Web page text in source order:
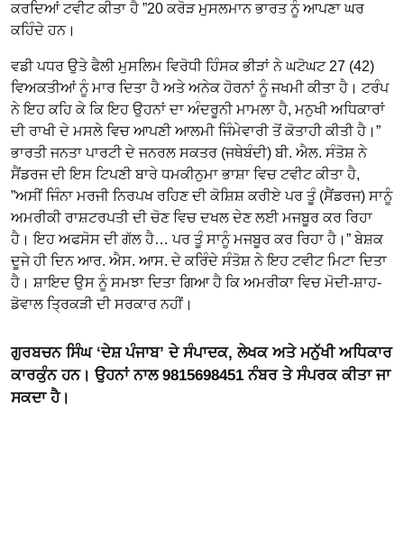
ਕਰਦਿਆਂ ਟਵੀਟ ਕੀਤਾ ਹੈ ”20 ਕਰੋੜ ਮੁਸਲਮਾਨ ਭਾਰਤ ਨੂੰ ਆਪਣਾ ਘਰ
ਕਹਿੰਦੇ ਹਨ।
ਵਡੀ ਪਧਰ ਉਤੇ ਫੈਲੀ ਮੁਸਲਿਮ ਵਿਰੋਧੀ ਹਿੰਸਕ ਭੀੜਾਂ ਨੇ ਘਟੋਘਟ 27 (42)
ਵਿਅਕਤੀਆਂ ਨੂੰ ਮਾਰ ਦਿਤਾ ਹੈ ਅਤੇ ਅਨੇਕ ਹੋਰਨਾਂ ਨੂੰ ਜਖਮੀ ਕੀਤਾ ਹੈ। ਟਰੰਪ
ਨੇ ਇਹ ਕਹਿ ਕੇ ਕਿ ਇਹ ਉਹਨਾਂ ਦਾ ਅੰਦਰੂਨੀ ਮਾਮਲਾ ਹੈ, ਮਨੁਖੀ ਅਧਿਕਾਰਾਂ
ਦੀ ਰਾਖੀ ਦੇ ਮਸਲੇ ਵਿਚ ਆਪਣੀ ਆਲਮੀ ਜਿੰਮੇਵਾਰੀ ਤੋਂ ਕੋਤਾਹੀ ਕੀਤੀ ਹੈ।”
ਭਾਰਤੀ ਜਨਤਾ ਪਾਰਟੀ ਦੇ ਜਨਰਲ ਸਕਤਰ (ਜਥੇਬੰਦੀ) ਬੀ. ਐਲ. ਸੰਤੋਸ਼ ਨੇ
ਸੈਂਡਰਜ ਦੀ ਇਸ ਟਿਪਣੀ ਬਾਰੇ ਧਮਕੀਨੁਮਾ ਭਾਸ਼ਾ ਵਿਚ ਟਵੀਟ ਕੀਤਾ ਹੈ,
”ਅਸੀਂ ਜਿੰਨਾ ਮਰਜੀ ਨਿਰਪਖ ਰਹਿਣ ਦੀ ਕੋਸ਼ਿਸ਼ ਕਰੀਏ ਪਰ ਤੂੰ (ਸੈਂਡਰਜ) ਸਾਨੂੰ
ਅਮਰੀਕੀ ਰਾਸ਼ਟਰਪਤੀ ਦੀ ਚੋਣ ਵਿਚ ਦਖਲ ਦੇਣ ਲਈ ਮਜਬੂਰ ਕਰ ਰਿਹਾ
ਹੈ। ਇਹ ਅਫਸੋਸ ਦੀ ਗੱਲ ਹੈ… ਪਰ ਤੂੰ ਸਾਨੂੰ ਮਜਬੂਰ ਕਰ ਰਿਹਾ ਹੈ।” ਬੇਸ਼ਕ
ਦੂਜੇ ਹੀ ਦਿਨ ਆਰ. ਐਸ. ਆਸ. ਦੇ ਕਰਿੰਦੇ ਸੰਤੋਸ਼ ਨੇ ਇਹ ਟਵੀਟ ਮਿਟਾ ਦਿਤਾ
ਹੈ। ਸ਼ਾਇਦ ਉਸ ਨੂੰ ਸਮਝਾ ਦਿਤਾ ਗਿਆ ਹੈ ਕਿ ਅਮਰੀਕਾ ਵਿਚ ਮੋਦੀ-ਸ਼ਾਹ-
ਡੋਵਾਲ ਤ੍ਰਿਕੜੀ ਦੀ ਸਰਕਾਰ ਨਹੀਂ।
ਗੁਰਬਚਨ ਸਿੰਘ ‘ਦੇਸ਼ ਪੰਜਾਬ’ ਦੇ ਸੰਪਾਦਕ, ਲੇਖਕ ਅਤੇ ਮਨੁੱਖੀ ਅਧਿਕਾਰ
ਕਾਰਕੁੰਨ ਹਨ। ਉਹਨਾਂ ਨਾਲ 9815698451 ਨੰਬਰ ਤੇ ਸੰਪਰਕ ਕੀਤਾ ਜਾ
ਸਕਦਾ ਹੈ।